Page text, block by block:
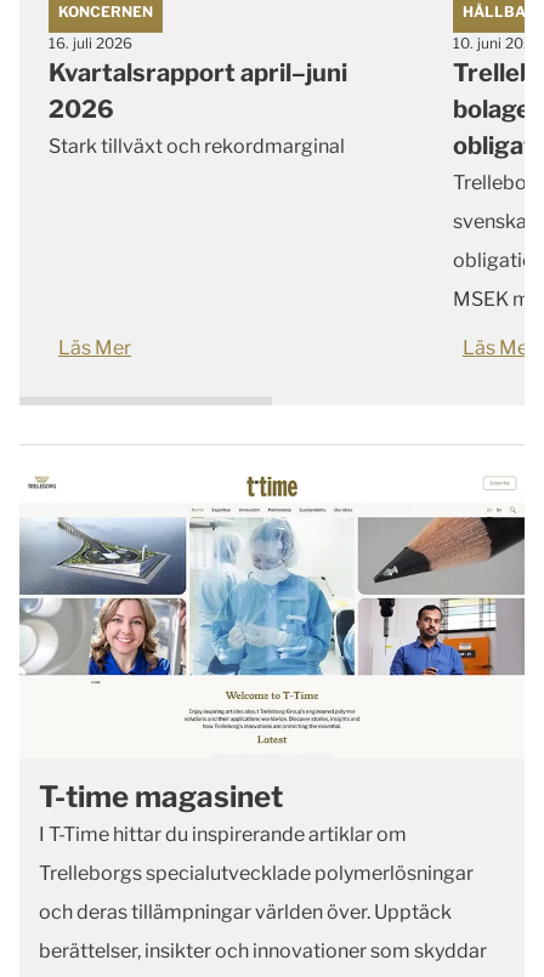
KONCERNEN
16. juli 2026
Kvartalsrapport april–juni
2026
Stark tillväxt och rekordmarginal
Läs Mer
10. juni 2026
svenska
MSEK
Läs Mer
T-time magasinet
I T-Time hittar du inspirerande artiklar om
Trelleborgs specialutvecklade polymerlösningar
och deras tillämpningar världen över. Upptäck
berättelser, insikter och innovationer som skyddar